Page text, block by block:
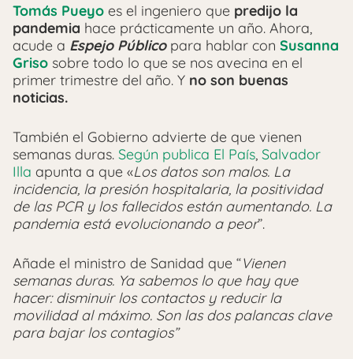
Tomás Pueyo es el ingeniero que predijo la
pandemia hace prácticamente un año. Ahora,
acude a Espejo Público para hablar con Susanna
Griso sobre todo lo que se nos avecina en el
primer trimestre del año. Y no son buenas
noticias.
También el Gobierno advierte de que vienen
semanas duras. Según publica El País, Salvador
Illa apunta a que «Los datos son malos. La
incidencia, la presión hospitalaria, la positividad
de las PCR y los fallecidos están aumentando. La
pandemia está evolucionando a peor”.
Añade el ministro de Sanidad que “Vienen
semanas duras. Ya sabemos lo que hay que
hacer: disminuir los contactos y reducir la
movilidad al máximo. Son las dos palancas clave
para bajar los contagios”